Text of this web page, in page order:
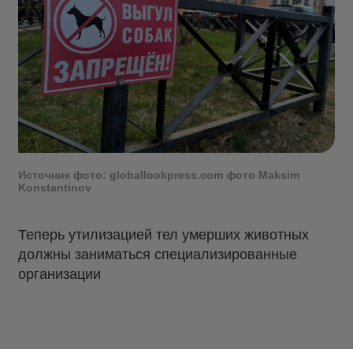
Источник фото: globallookpress.com фото Maksim
Konstantinov
Теперь утилизацией тел умерших животных
должны заниматься специализированные
организации